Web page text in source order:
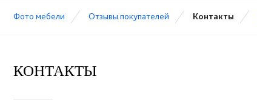
Фото мебели Отзывы покупателей Контакты
КОНТАКТЫ